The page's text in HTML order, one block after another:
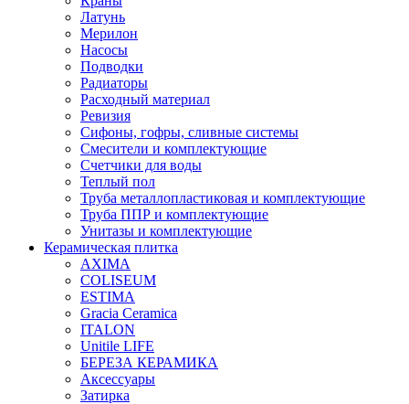
Латунь
Мерилон
Насосы
Подводки
Радиаторы
Расходный материал
Ревизия
Сифоны, гофры, сливные системы
Смесители и комплектующие
Счетчики для воды
Теплый пол
Труба металлопластиковая и комплектующие
Труба ППР и комплектующие
Унитазы и комплектующие
Керамическая плитка
AXIMA
COLISEUM
ESTIMA
Gracia Ceramica
ITALON
Unitile LIFE
БЕРЕЗА КЕРАМИКА
Аксессуары
Затирка